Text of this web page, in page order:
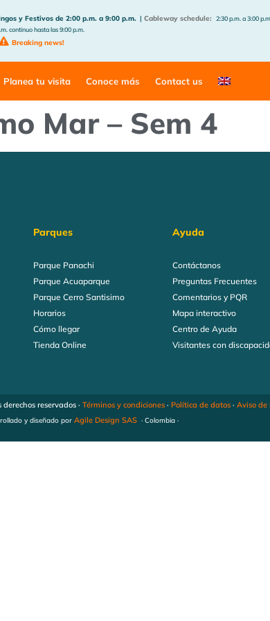
y Festivos de 2:00 p.m. a 9:00 p.m. | Cableway schedule: 2:30 p.m. a 3:00 p.m.
continuo hasta las 9:00 p.m.
Breaking news!
Planea tu visita Conoce más Contact us
Mar – Sem 4
Parques
Parque Panachi
Parque Acuaparque
Parque Cerro Santisimo
Horarios
Cómo llegar
Tienda Online
Ayuda
Contáctanos
Preguntas Frecuentes
Comentarios y PQR
Mapa interactivo
Centro de Ayuda
Visitantes con
reservados · Términos y condiciones· Política de datos· Aviso de
y diseñado por Agile Design SAS · Colombia ·